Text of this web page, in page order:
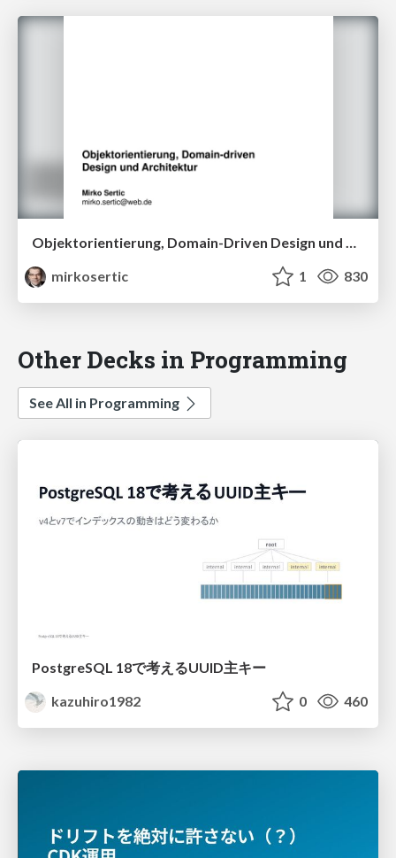
Objektorientierung, Domain-Driven Design und Architectur
mirkosertic
1 830
Other Decks in Programming
See All in Programming
PostgreSQL 18で考えるUUID主キー
kazuhiro1982
0 460